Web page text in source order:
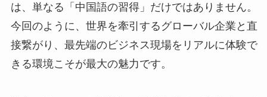
は、単なる「中国語の習得」だけではありません。
今回のように、世界を牽引するグローバル企業と直
接繋がり、最先端のビジネス現場をリアルに体験で
きる環境こそが最大の魅力です。